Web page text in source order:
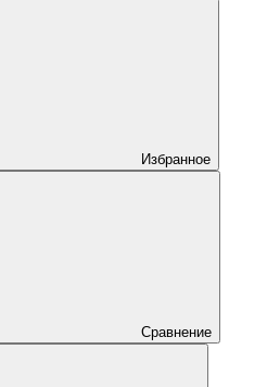
Избранное
Сравнение